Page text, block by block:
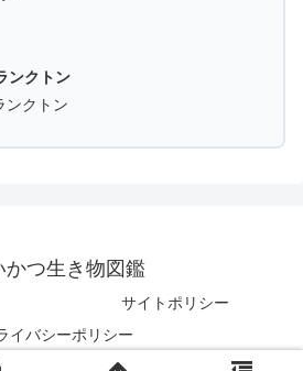
ンクトン
ンクトン
かつ生き物図鑑
サイトポリシー
イバシーポリシー